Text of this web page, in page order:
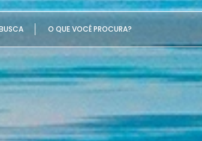
VOCÊ PROCURA?